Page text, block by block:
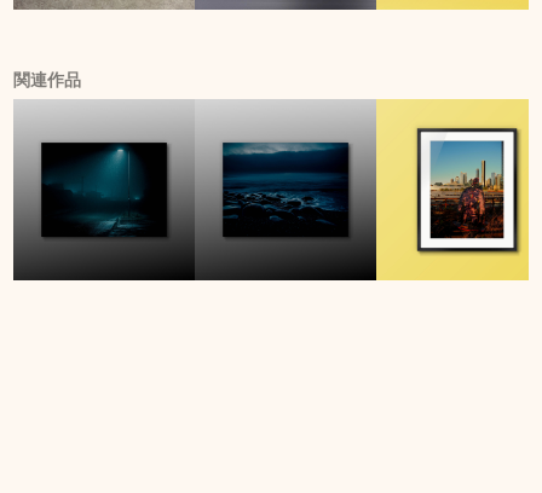
関連作品